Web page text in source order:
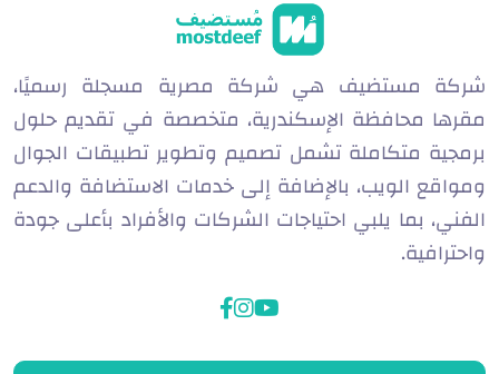
شركة مستضيف هي شركة مصرية مسجلة رسميًا،
مقرها محافظة الإسكندرية، متخصصة في تقديم حلول
برمجية متكاملة تشمل تصميم وتطوير تطبيقات الجوال
ومواقع الويب، بالإضافة إلى خدمات الاستضافة والدعم
الفني، بما يلبي احتياجات الشركات والأفراد بأعلى جودة
واحترافية.
instagram
youtube